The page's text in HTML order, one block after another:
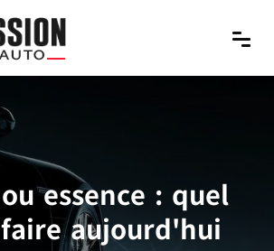
essence : quel
aujourd'hui